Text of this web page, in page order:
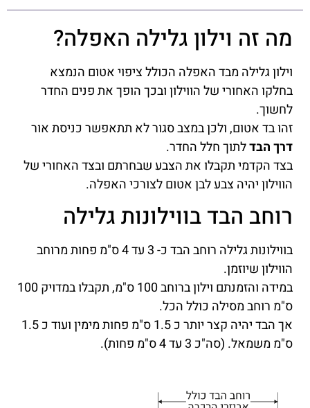
מה זה וילון גלילה האפלה?
וילון גלילה מבד האפלה הכולל ציפוי אטום הנמצא
בחלקו האחורי של הווילון ובכך הופך את פנים החדר
לחשוך.
זהו בד אטום, ולכן במצב סגור לא תתאפשר כניסת אור
דרך הבדלתוך חלל החדר.
בצד הקדמי תקבלו את הצבע שבחרתם ובצד האחורי של
הווילון יהיה צבע לבן אטום לצורכי האפלה.
רוחב הבד בווילונות גלילה
בווילונות גלילה רוחב הבד כ- 3 עד 4 ס"מ פחות מרוחב
הווילון שיוזמן.
במידה והזמנתם וילון ברוחב 100 ס"מ, תקבלו במדויק 100
ס"מ רוחב מסילה כולל הכל.
אך הבד יהיה קצר יותר כ 1.5 ס"מ פחות מימין ועוד כ 1.5
ס"מ משמאל. (סה"כ 3 עד 4 ס"מ פחות).